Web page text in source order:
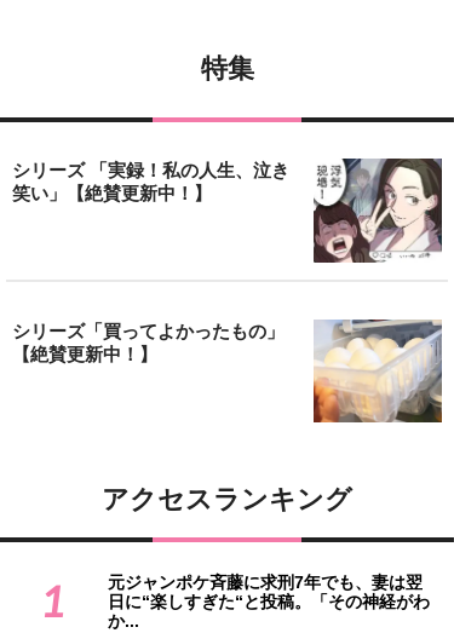
特集
シリーズ 「実録！私の人生、泣き
笑い」【絶賛更新中！】
シリーズ「買ってよかったもの」
【絶賛更新中！】
アクセスランキング
1
元ジャンポケ斉藤に求刑7年でも、妻は翌
日に“楽しすぎた“と投稿。「その神経がわ
か...